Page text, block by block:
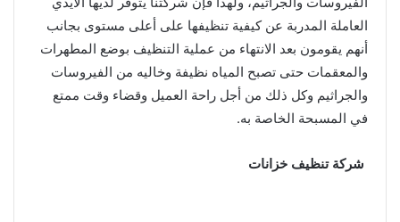
العاملة المدربة عن كيفية تنظيفها على أعلى مستوى بجانب
أنهم يقومون بعد الانتهاء من عملية التنظيف بوضع المطهرات
والمعقمات حتى تصبح المياه نظيفة وخاليه من الفيروسات
والجراثيم وكل ذلك من أجل راحة العميل وقضاء وقت ممتع
في المسبحة الخاصة به.
شركة تنظيف خزانات